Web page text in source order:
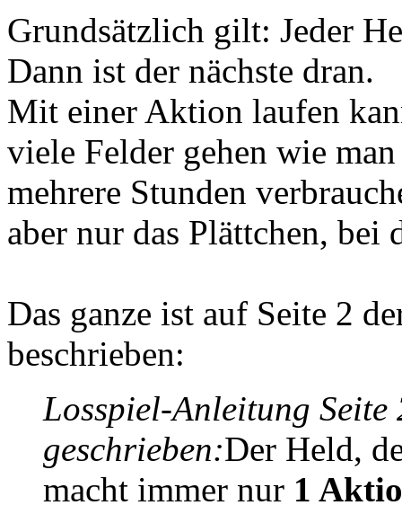
Grundsätzlich gilt: Jeder
Dann ist der nächste dran.
Mit einer Aktion laufen
viele Felder gehen wie
mehrere Stunden
aber nur das Plättchen, bei
Das ganze ist auf Seite 2
beschrieben:
Losspiel-Anleitung Seite
geschrieben:Der Held,
macht immer nur 1